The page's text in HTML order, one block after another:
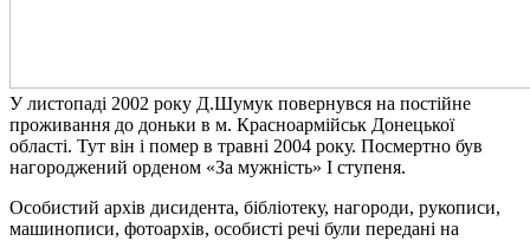
У листопаді 2002 року Д.Шумук повернувся на постійне
проживання до доньки в м. Красноармійськ Донецької
області. Тут він і помер в травні 2004 року. Посмертно був
нагороджений орденом «За мужність» І ступеня.
Особистий архів дисидента, бібліотеку, нагороди, рукописи,
машинописи, фотоархів, особисті речі були передані на